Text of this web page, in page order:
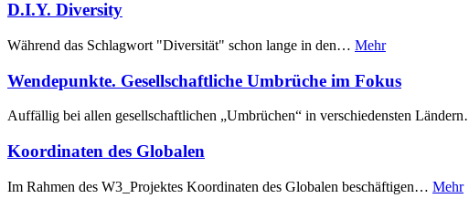
D.I.Y. Diversity
Während das Schlagwort "Diversität" schon lange in den… Mehr
Wendepunkte. Gesellschaftliche Umbrüche im Fokus
Auffällig bei allen gesellschaftlichen „Umbrüchen“ in verschiedensten
Koordinaten des Globalen
Im Rahmen des W3_Projektes Koordinaten des Globalen beschäftigen… Mehr